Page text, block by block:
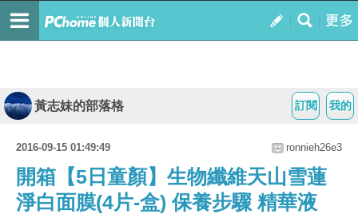
我的
訂閱
黃志妹的部落格
2016-09-15 01:49:49 ronnieh26e3
開箱【5日童顏】生物纖維天山雪蓮
淨白面膜(4片-盒) 保養步驟 精華液